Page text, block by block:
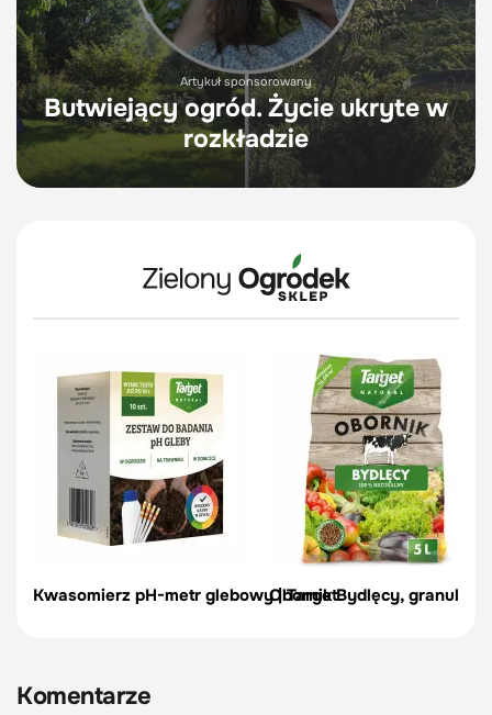
Artykuł sponsorowany
Butwiejący ogród. Życie ukryte w
rozkładzie
Kwasomierz pH-metr glebowy | TargetObornik Bydlęcy,
Komentarze